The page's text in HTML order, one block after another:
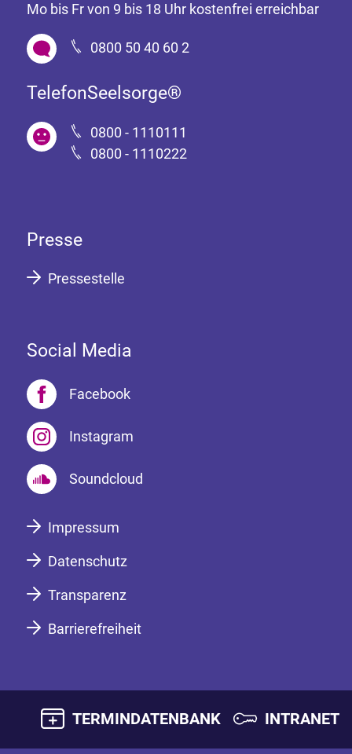
Mo bis Fr von 9 bis 18 Uhr kostenfrei erreichbar
0800 50 40 60 2
TelefonSeelsorge®
0800 - 1110111
0800 - 1110222
Presse
Pressestelle
Social Media
Facebook
Instagram
Soundcloud
Impressum
Datenschutz
Transparenz
Barrierefreiheit
TERMINDATENBANK INTRANET